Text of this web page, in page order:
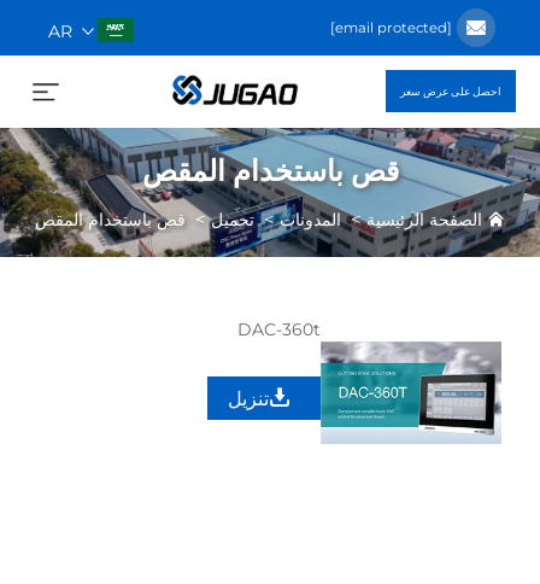
[email protected]
AR
احصل على عرض سعر
قص باستخدام المقص
الصفحة الرئيسية>المدونات>تحميل>قص باستخدام المقص
DAC-360t
تنزيل